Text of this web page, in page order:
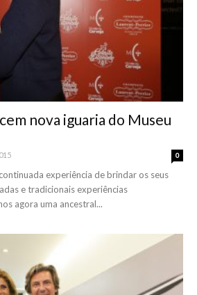
nova iguaria do Museu
0
experiência de brindar os seus
e tradicionais experiências
agora uma ancestral...